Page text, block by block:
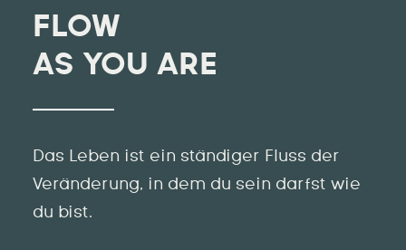
FLOW
AS YOU ARE
Das Leben ist ein ständiger Fluss der
Veränderung, in dem du sein darfst wie
du bist.